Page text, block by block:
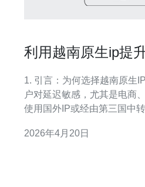
利用越南原生ip提
1. 引言：为何选择越南原生
户对延迟敏感，尤其是电商
使用国外IP或经由第三国中
迟，带来更快的TTFB与首屏
2026年4月20日